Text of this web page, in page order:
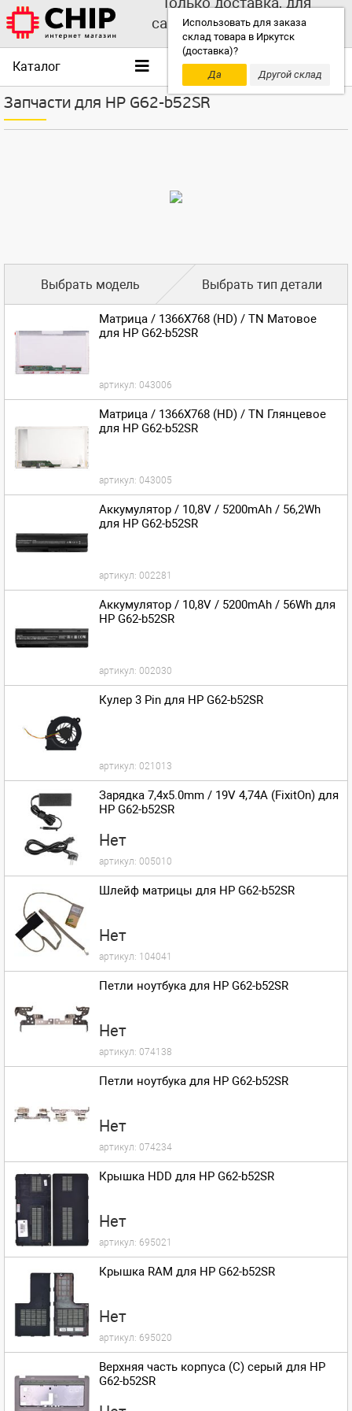
Использовать для заказа
склад товара в Иркутск
(доставка)?
Да
Другой склад
самовывоза выбирайте
другой склад!
Каталог
Запчасти для HP G62-b52SR
Выбрать модель Выбрать тип детали
Матрица / 1366X768 (HD) / TN Матовое
для HP G62-b52SR
артикул: 043006
Матрица / 1366X768 (HD) / TN Глянцевое
для HP G62-b52SR
артикул: 043005
Аккумулятор / 10,8V / 5200mAh / 56,2Wh
для HP G62-b52SR
артикул: 002281
Аккумулятор / 10,8V / 5200mAh / 56Wh для
HP G62-b52SR
артикул: 002030
Кулер 3 Pin для HP G62-b52SR
артикул: 021013
Зарядка 7,4x5.0mm / 19V 4,74A (FixitOn) для
HP G62-b52SR
Нет
артикул: 005010
Шлейф матрицы для HP G62-b52SR
Нет
артикул: 104041
Петли ноутбука для HP G62-b52SR
Нет
артикул: 074138
Петли ноутбука для HP G62-b52SR
Нет
артикул: 074234
Крышка HDD для HP G62-b52SR
Нет
артикул: 695021
Крышка RAM для HP G62-b52SR
Нет
артикул: 695020
Верхняя часть корпуса (C) серый для HP
G62-b52SR